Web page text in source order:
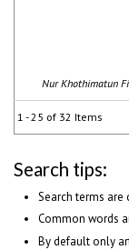
Nur Khothimatun
1 - 25 of 32 Items
Search tips:
Search terms are
Common words
By default only